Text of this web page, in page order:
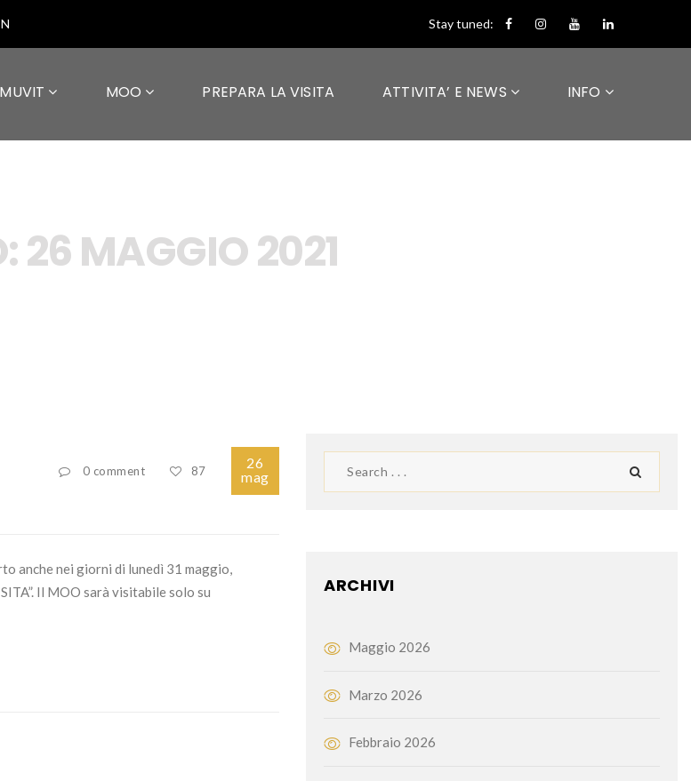
Stay tuned:
MUVIT MOO PREPARA LA VISITA ATTIVITA’ E NEWS INFO
26 MAGGIO 2021
0 comment 87
26
mag
anche nei giorni di lunedì 31 maggio,
Il MOO sarà visitabile solo su
ARCHIVI
Maggio 2026
Marzo 2026
Febbraio 2026